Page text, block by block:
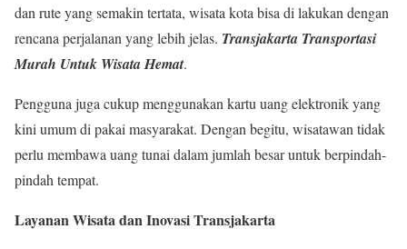
dan rute yang semakin tertata, wisata kota bisa di lakukan dengan
rencana perjalanan yang lebih jelas. Transjakarta Transportasi
Murah Untuk Wisata Hemat.
Pengguna juga cukup menggunakan kartu uang elektronik yang
kini umum di pakai masyarakat. Dengan begitu, wisatawan tidak
perlu membawa uang tunai dalam jumlah besar untuk berpindah-
pindah tempat.
Layanan Wisata dan Inovasi Transjakarta